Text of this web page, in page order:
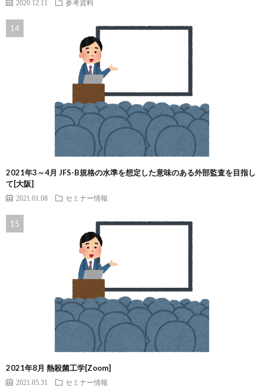
2020.12.11 参考資料
2021年3～4月 JFS-B規格の水準を想定した意味のある外部監査を目指し
て[大阪]
2021.01.08 セミナー情報
2021年8月 熱殺菌工学[Zoom]
2021.05.31 セミナー情報